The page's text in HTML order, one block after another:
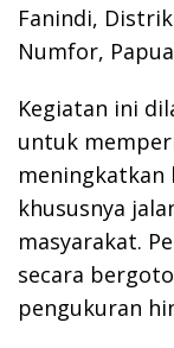
Fanindi,
Numfor,
Kegiatan ini
untuk
meningkatkan
khususnya
masyarakat.
secara
pengukuran